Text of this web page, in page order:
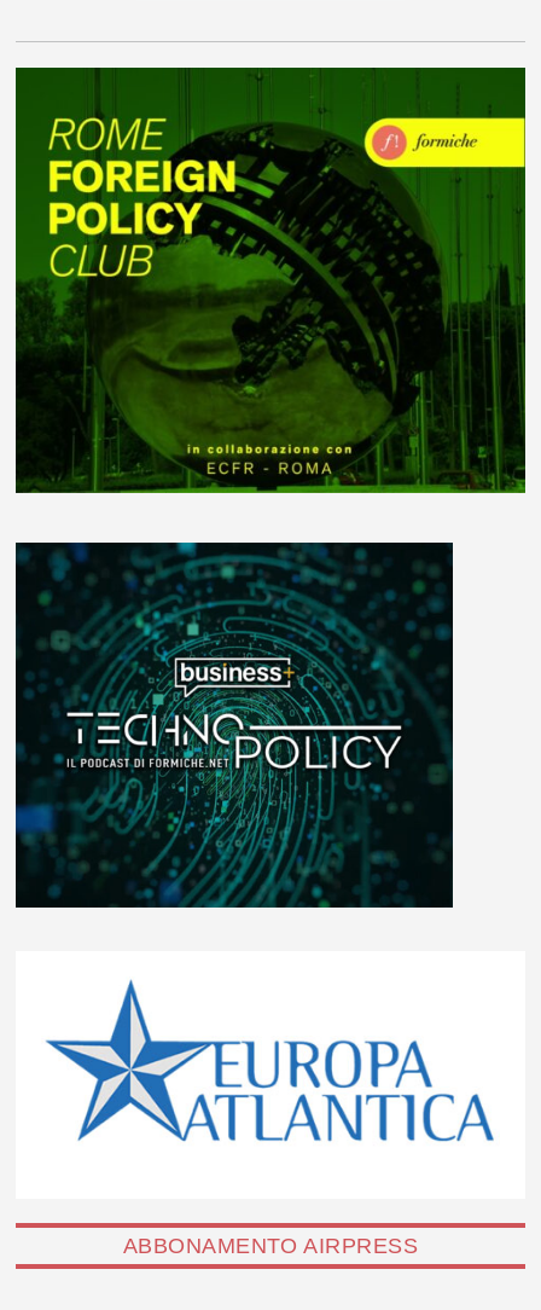
ABBONAMENTO AIRPRESS